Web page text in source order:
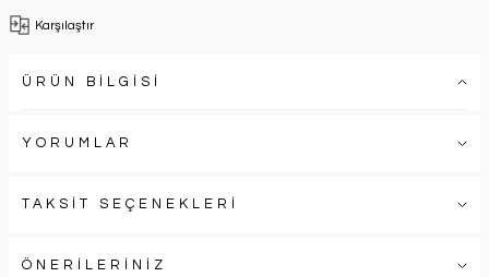
Karşılaştır
ÜRÜN BİLGİSİ
YORUMLAR
TAKSİT SEÇENEKLERİ
ÖNERİLERİNİZ